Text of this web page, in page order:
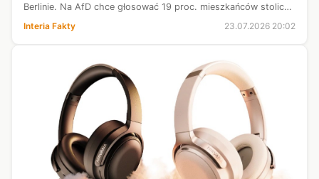
Berlinie. Na AfD chce głosować 19 proc. mieszkańców stolicy,
Interia Fakty 23.07.2026 20:02